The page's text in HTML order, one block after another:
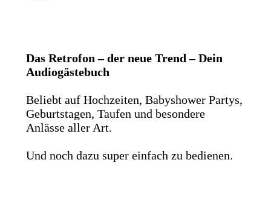
Das Retrofon – der neue Trend – Dein
Audiogästebuch
Beliebt auf Hochzeiten, Babyshower Partys,
Geburtstagen, Taufen und besondere
Anlässe aller Art.
Und noch dazu super einfach zu bedienen.